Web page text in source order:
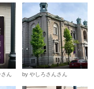
ん by やしろさんさん